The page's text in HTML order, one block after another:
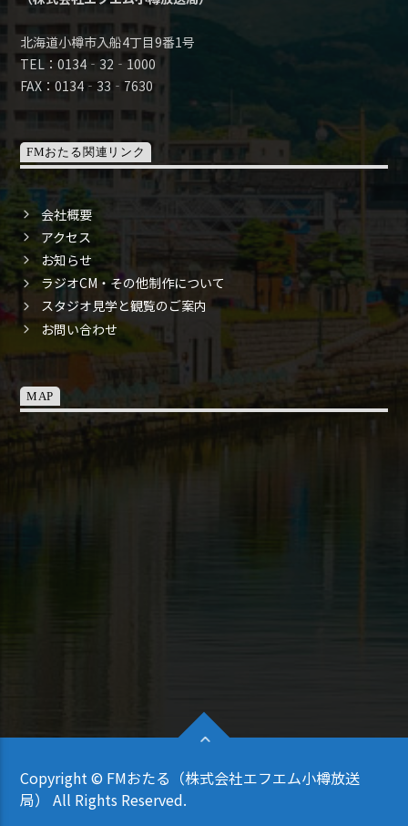
北海道小樽市入船4丁目9番1号
TEL：0134‐32‐1000
FAX：0134‐33‐7630
FMおたる関連リンク
会社概要
アクセス
お知らせ
ラジオCM・その他制作について
スタジオ見学と観覧のご案内
お問い合わせ
MAP
Copyright © FMおたる（株式会社エフエム小樽放送
局） All Rights Reserved.